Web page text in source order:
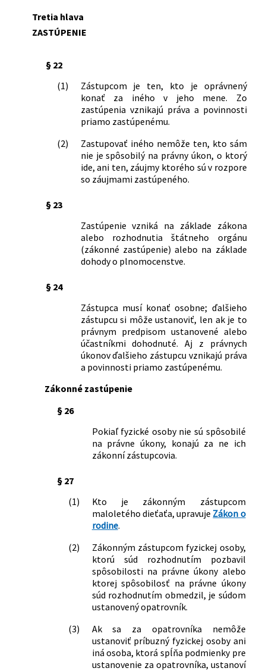
odškodňovaní bolesti a sťaženia
spoločenského uplatnenia v znení
neskorších predpisov
220/1999 Z. z.
Nariadenie vlády Slovenskej republiky o
úprave náhrady za stratu na zárobku po
skončení pracovnej neschopnosti
alebo pri invalidite
277/2000 Z. z.
Nariadenie vlády Slovenskej republiky o
alebo pri invalidite
310/2001 Z. z.
Nariadenie vlády Slovenskej republiky o
úprave náhrady za stratu na zárobku po
skončení pracovnej neschopnosti
388/2002 Z. z.
skončení pracovnej neschopnosti
alebo pri invalidite
268/2003 Z. z.
Nariadenie vlády Slovenskej republiky o
úprave náhrady za stratu na zárobku po
skončení pracovnej neschopnosti
alebo pri invalidite
586/2008 Z. z.
Nariadenie vlády Slovenskej republiky,
z., ktorým sa vykonávajú niektoré
ustanovenia Občianskeho zákonníka
Nariadenie vlády Slovenskej republiky,
ustanovenia Občianskeho zákonníka v
znení nariadenia vlády Slovenskej
republiky č. 586/2008 Z. z.
20/2013 Z. z.
Nariadenie vlády Slovenskej republiky,
ktorým sa mení a dopĺňa nariadenie
vlády Slovenskej republiky č. 87/1995 Z.
z., ktorým sa vykonávajú niektoré
ustanovenia Občianskeho zákonníka v
znení neskorších predpisov
141/2014 Z. z.
Nariadenie vlády Slovenskej republiky,
ktorým sa mení a dopĺňa nariadenie
vlády Slovenskej republiky č. 87/1995 Z.
z., ktorým sa vykonávajú niektoré
Tretia hlava
ZASTÚPENIE
§ 22
(1)
Zástupcom je ten, kto je oprávnený
konať za iného v jeho mene. Zo
zastúpenia vznikajú práva a povinnosti
priamo zastúpenému.
(2)
Zastupovať iného nemôže ten, kto sám
nie je spôsobilý na právny úkon, o ktorý
ide, ani ten, záujmy ktorého sú v rozpore
so záujmami zastúpeného.
§ 23
Zastúpenie vzniká na základe zákona
alebo rozhodnutia štátneho orgánu
(zákonné zastúpenie) alebo na základe
dohody o plnomocenstve.
§ 24
Zástupca musí konať osobne; ďalšieho
zástupcu si môže ustanoviť, len ak je to
právnym predpisom ustanovené alebo
účastníkmi dohodnuté. Aj z právnych
úkonov ďalšieho zástupcu vznikajú práva
a povinnosti priamo zastúpenému.
Zákonné zastúpenie
§ 26
Pokiaľ fyzické osoby nie sú spôsobilé
na právne úkony, konajú za ne ich
zákonní zástupcovia.
§ 27
(1)
Kto je zákonným zástupcom
maloletého dieťaťa, upravuje Zákon o
rodine.
(2)
Zákonným zástupcom fyzickej osoby,
ktorú súd rozhodnutím pozbavil
spôsobilosti na právne úkony alebo
ktorej spôsobilosť na právne úkony
súd rozhodnutím obmedzil, je súdom
ustanovený opatrovník.
(3)
Ak sa za opatrovníka nemôže
ustanoviť príbuzný fyzickej osoby ani
iná osoba, ktorá spĺňa podmienky pre
ustanovenie za opatrovníka, ustanoví